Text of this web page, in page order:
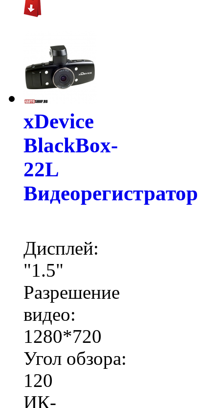
xDevice
BlackBox-
22L
Видеорегистратор
Дисплей:
"1.5"
Разрешение
видео:
1280*720
Угол обзора:
120
ИК-